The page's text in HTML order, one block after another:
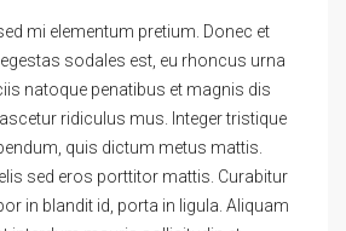
mi elementum pretium. Donec et
sodales est, eu rhoncus urna
natoque penatibus et magnis dis
ridiculus mus. Integer tristique
quis dictum metus mattis.
sed eros porttitor mattis. Curabitur
in blandit id, porta in ligula. Aliquam